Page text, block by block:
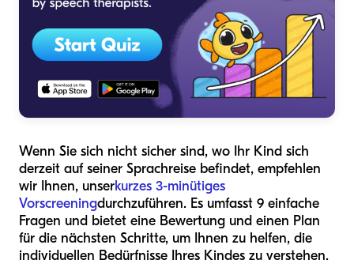
Wenn Sie sich nicht sicher sind, wo Ihr Kind sich
derzeit auf seiner Sprachreise befindet, empfehlen
wir Ihnen, unserkurzes 3-minütiges
Vorscreeningdurchzuführen. Es umfasst 9 einfache
Fragen und bietet eine Bewertung und einen Plan
für die nächsten Schritte, um Ihnen zu helfen, die
individuellen Bedürfnisse Ihres Kindes zu verstehen.